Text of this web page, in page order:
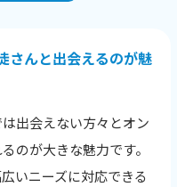
せること
見も多
と言われ
も成長
さんと出会えるのが魅
出会えない方々とオン
のが大きな魅力です。
いニーズに対応できる